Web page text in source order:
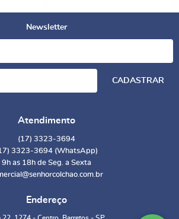
Newsletter
CADASTRAR
Atendimento
(17) 3323-3694
3323-3694 (WhatsApp)
9h as 18h de Seg. a Sexta
Endereço